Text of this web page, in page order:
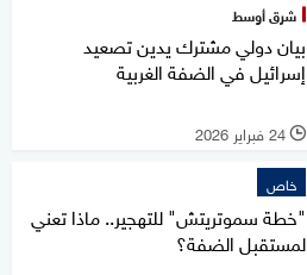
شرق أوسط
بيان دولي مشترك يدين تصعيد
إسرائيل في الضفة الغربية
l 24 فبراير 2026
خاص
"خطة سموتريتش" للتهجير.. ماذا تعني
لمستقبل الضفة؟